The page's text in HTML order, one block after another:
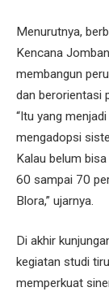
Menurutnya,
Kencana
membangun
dan berorientasi
“Itu yang
mengadopsi
Kalau belum
60 sampai 70
Blora,” ujarnya.
Di akhir
kegiatan studi
memperkuat